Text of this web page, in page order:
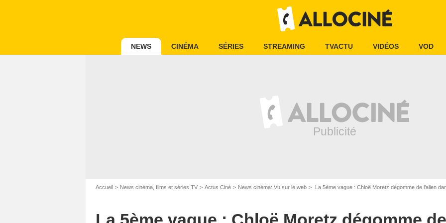
NEWS CINÉMA SÉRIES STREAMING TVACTU VIDÉOS VOD
Accueil News cinéma, films et séries TV Actus Ciné News cinéma: Vu sur le web La 5ème vague : Chloë Moretz dégomme de l’alien